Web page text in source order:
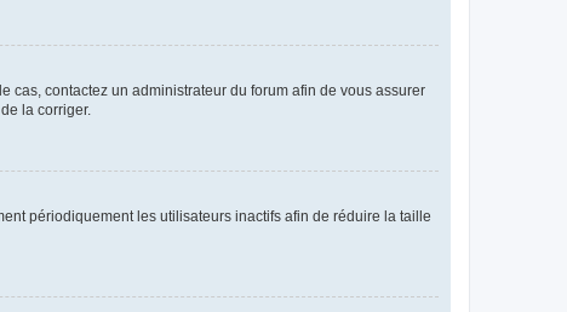
cas, contactez un administrateur du forum afin de vous assurer
la corriger.
périodiquement les utilisateurs inactifs afin de réduire la taille